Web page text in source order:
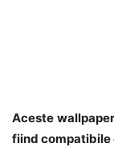
Aceste
fiind compatibile